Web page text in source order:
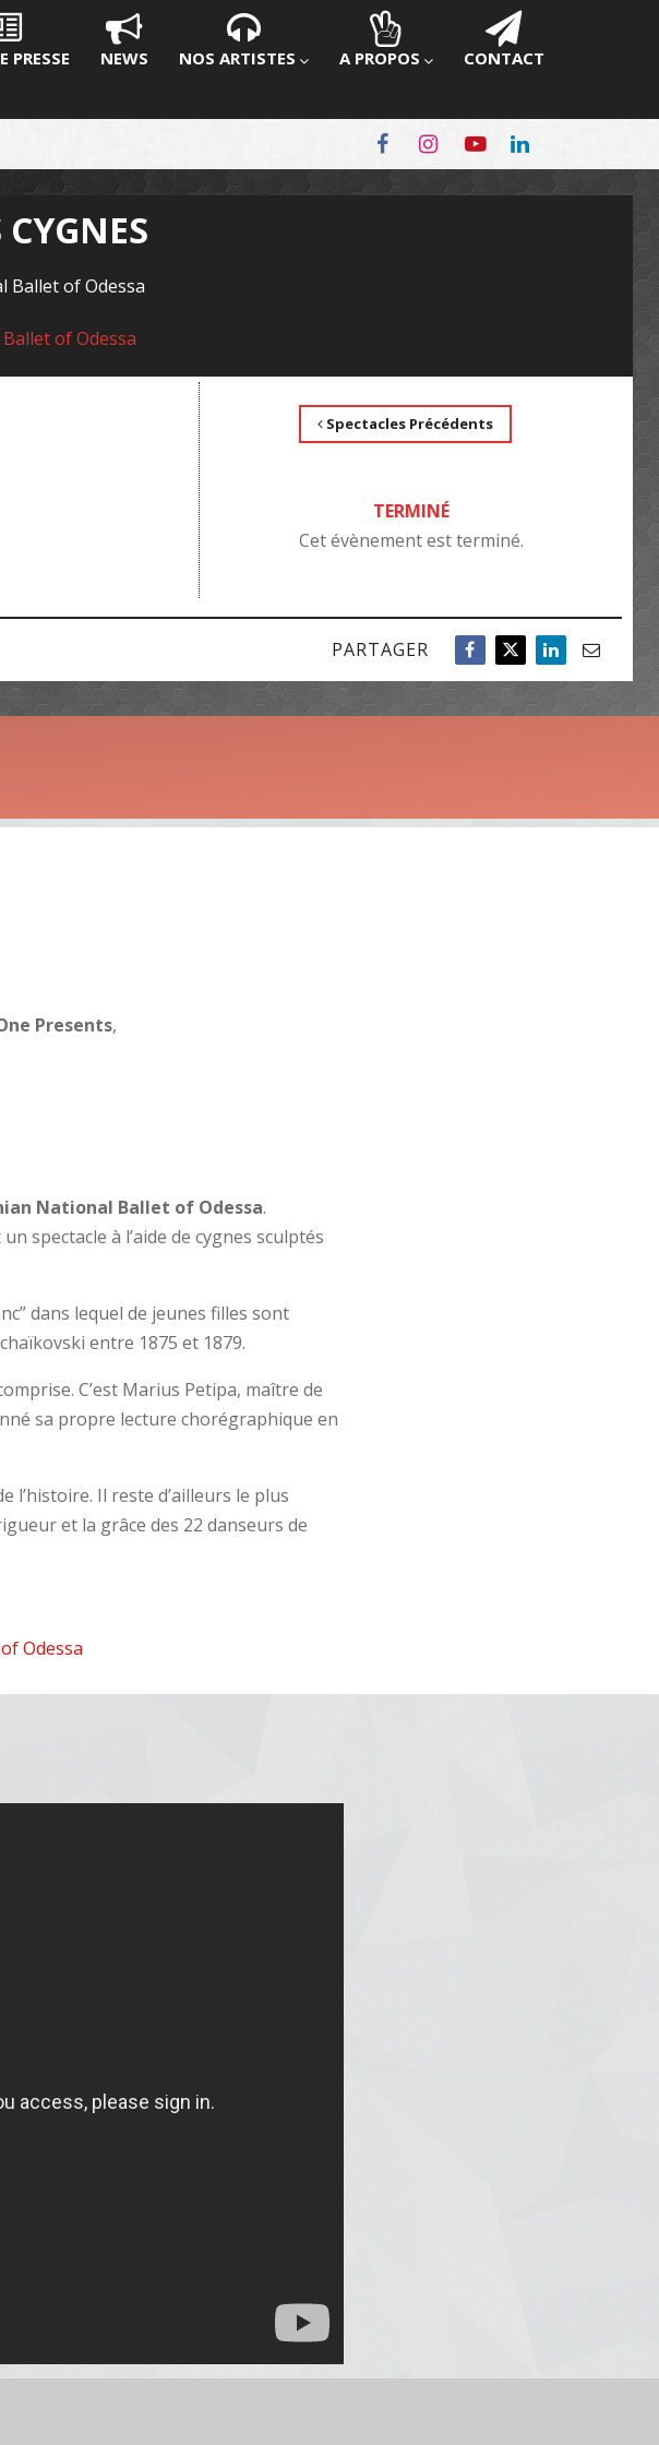
PRESSE NEWS NOS ARTISTES A PROPOS CONTACT
CYGNES
Ballet of Odessa
of Odessa
Spectacles Précédents
TERMINÉ
Cet évènement est terminé.
PARTAGER
Presents,
National Ballet of Odessa.
spectacle à l’aide de cygnes sculptés
dans lequel de jeunes filles sont
entre 1875 et 1879.
C’est Marius Petipa, maître de
sa propre lecture chorégraphique en
l’histoire. Il reste d’ailleurs le plus
et la grâce des 22 danseurs de
Odessa